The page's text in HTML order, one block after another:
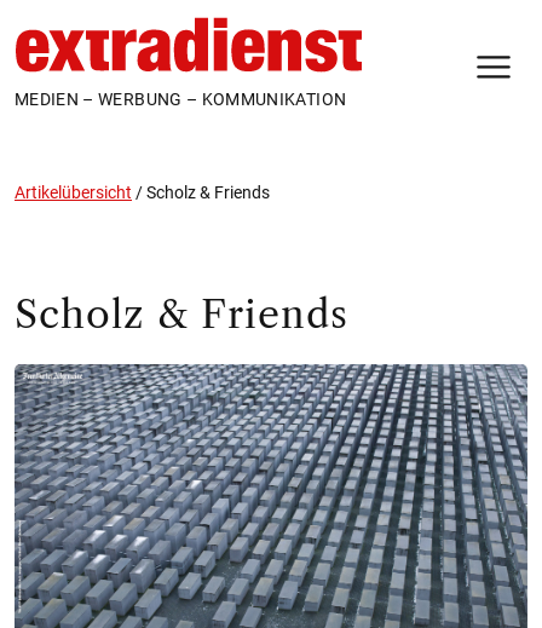
MEDIEN – WERBUNG – KOMMUNIKATION
Artikelübersicht /Scholz & Friends
Scholz & Friends